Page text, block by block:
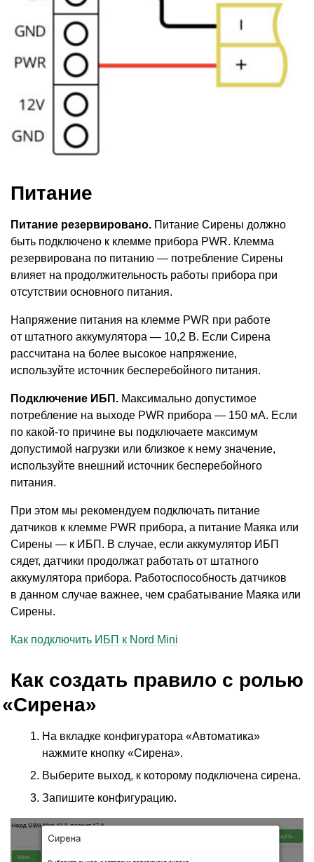
Питание
Питание резервировано. Питание Сирены должно
быть подключено к клемме прибора PWR. Клемма
резервирована по питанию — потребление Сирены
влияет на продолжительность работы прибора при
отсутствии основного питания.
Напряжение питания на клемме PWR при работе
от штатного аккумулятора — 10,2 В. Если Сирена
рассчитана на более высокое напряжение,
используйте источник бесперебойного питания.
Подключение ИБП. Максимально допустимое
потребление на выходе PWR прибора — 150 мА. Если
по какой-то причине вы подключаете максимум
допустимой нагрузки или близкое к нему значение,
используйте внешний источник бесперебойного
питания.
При этом мы рекомендуем подключать питание
датчиков к клемме PWR прибора, а питание Маяка или
Сирены — к ИБП. В случае, если аккумулятор ИБП
сядет, датчики продолжат работать от штатного
аккумулятора прибора. Работоспособность датчиков
в данном случае важнее, чем срабатывание Маяка или
Сирены.
Как подключить ИБП к Nord Mini
Как создать правило с ролью
«Сирена»
На вкладке конфигуратора «Автоматика»
нажмите кнопку «Сирена».
Выберите выход, к которому подключена сирена.
Запишите конфигурацию.